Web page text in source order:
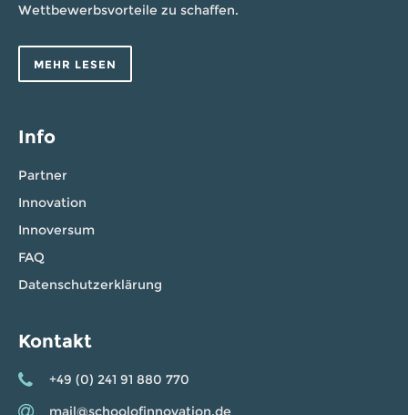
Wettbewerbsvorteile zu schaffen.
MEHR LESEN
Info
Partner
Innovation
Innoversum
FAQ
Datenschutzerklärung
Kontakt
+49 (0) 241 91 880 770
mail@schoolofinnovation.de